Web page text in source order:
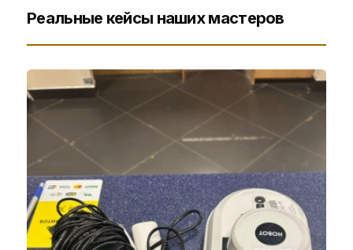
Реальные кейсы наших мастеров